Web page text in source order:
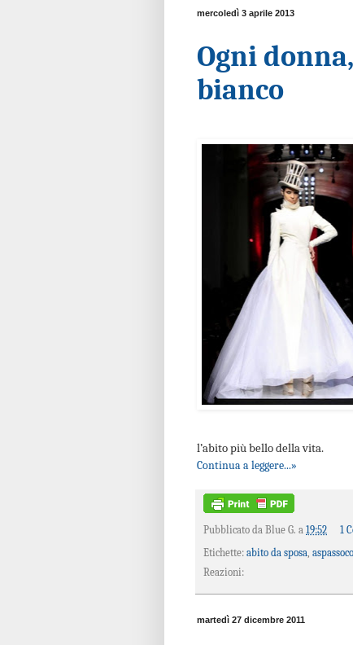
mercoledì 3 aprile 2013
Ogni
bianco
l’abito più bello della vita.
Continua a leggere...»
Pubblicato da Blue G. a 19:52
1
Etichette: abito da sposa
Reazioni:
martedì 27 dicembre 2011